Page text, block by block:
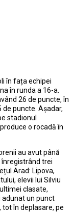
în fața echipei
în runda a 16-a.
26 de puncte, în
puncte. Așadar,
stadionul
o rocadă în
au avut până
trei
Arad: Lipova,
elevii lui Silviu
clasate,
adunat un punct
în deplasare, pe